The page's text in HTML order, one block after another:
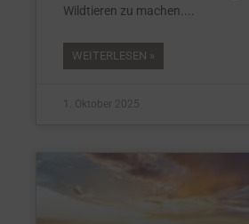
Wildtieren zu machen.
WEITERLESEN »
1. Oktober 2025